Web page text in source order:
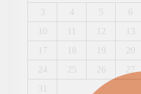
3
4 5 6
10
11 12 13
17
18 19 20
24
25 26 27
31